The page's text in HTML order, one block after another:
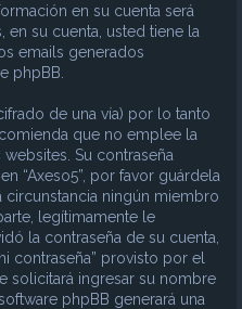
en su cuenta será
en su cuenta, usted tiene la
emails generados
phpBB.
de una vía) por lo tanto
que no emplee la
Su contraseña
“Axeso5”, por favor guárdela
ningún miembro
legítimamente le
la contraseña de su cuenta,
contraseña” provisto por el
solicitará ingresar su nombre
phpBB generará una